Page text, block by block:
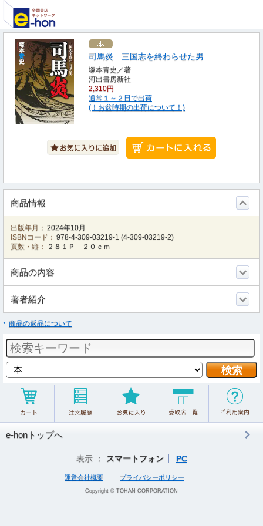
司馬炎 三国志を終わらせた男
塚本青史／著
河出書房新社
2,310円
通常１～２日で出荷
(！お盆時期の出荷について！)
商品情報
出版年月： 2024年10月
ISBNコード： 978-4-309-03219-1 (4-309-03219-2)
頁数・縦：
２８１Ｐ ２０ｃｍ
商品の内容
著者紹介
商品の返品について
e-honトップへ
表示 ： スマートフォン PC
運営会社概要 プライバシーポリシー
Copyright © TOHAN CORPORATION